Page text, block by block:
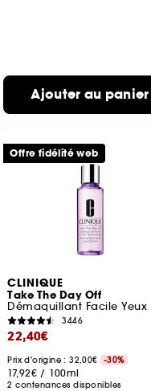
Ajouter au panier
CLINIQUE
Take The Day Off
3446
22,40€
Prix d'origine : 32,00€ -30%
17,92€ / 100ml
2 contenances disponibles
Offre fidélité web